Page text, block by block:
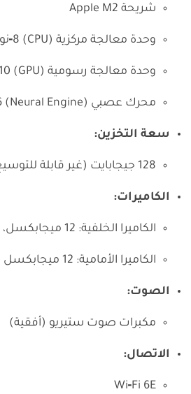
شريحة Apple M2
وحدة معالجة مركزية (CPU) 8‑نواة
وحدة معالجة رسومية (GPU) 10‑نواة
محرك عصبي (Neural Engine) 16‑نواة
سعة التخزين:
128 جيجابايت (غير قابلة للتوسيع)
الكاميرات:
الكاميرا الخلفية: 12 ميجابكسل، فتحة عدسة ƒ/1.8، تسجيل فيديو 4K
الكاميرا الأمامية: 12 ميجابكسل Ultra Wide بزاوية 122°، Center Stage
الصوت:
مكبرات صوت ستيريو (أفقية)
الاتصال:
Wi‑Fi 6E